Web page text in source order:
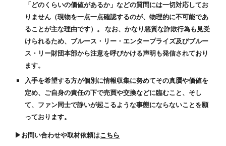
「どのくらいの価値があるか」などの質問には一切対応してお
りません（現物を一点一点確認するのが、物理的に不可能であ
ることが主な理由です）。 なお、かなり悪質な詐欺行為も見受
けられるため、ブルース・リー・エンタープライズ及びブルー
ス・リー財団本部から注意を呼びかける声明も発信されており
ます。
入手を希望する方が個別に情報収集に努めてその真贋や価値を
定め、ご自身の責任の下で売買や交換などに臨むこと、そし
て、ファン同士で諍いが起こるような事態にならないことを願
っております。
▶お問い合わせや取材依頼はこちら